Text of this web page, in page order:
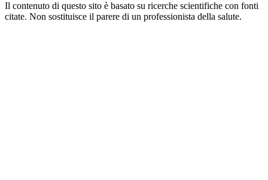
Il contenuto di questo sito è basato su ricerche scientifiche con fonti
citate. Non sostituisce il parere di un professionista della salute.